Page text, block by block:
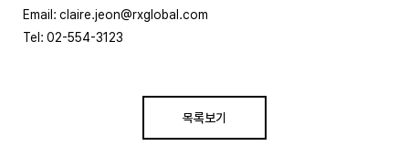
Email: claire.jeon@rxglobal.com
Tel: 02-554-3123
목록보기